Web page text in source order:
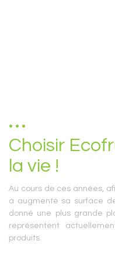
Choisir
la vie !
Au cours de ces années,
a augmenté sa surface
donné une plus grande
représentent
produits.